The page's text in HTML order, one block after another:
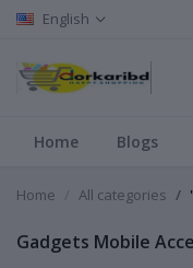
English
Home Blogs
Home All categories
Gadgets Mobile